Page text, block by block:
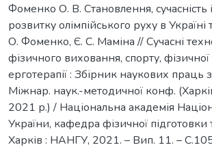
Фоменко О. В. Становлення, сучасність
розвитку олімпійського руху в Україні
О. Фоменко, Є. С. Маміна // Сучасні
фізичного виховання, спорту, фізичної
ерготерапії : Збірник наукових праць
Міжнар. наук.-методичної конф.
2021 р.) / Національна академія
України, кафедра фізичної підготовки
Харків : НАНГУ, 2021. – Вип. 11. –